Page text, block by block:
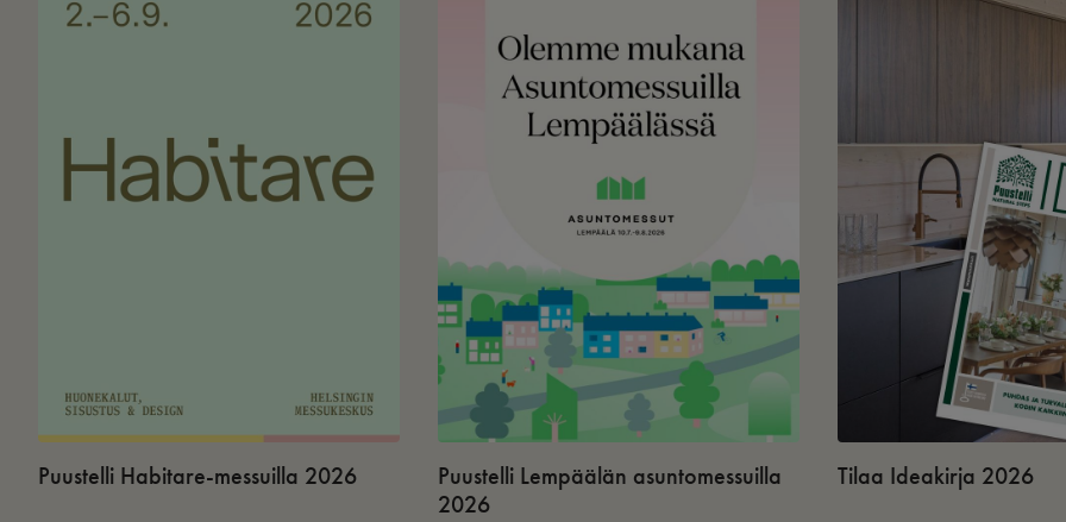
Puustelli Habitare-messuilla 2026
Puustelli Lempäälän asuntomessuilla
2026
Tilaa Ideakirja 2026